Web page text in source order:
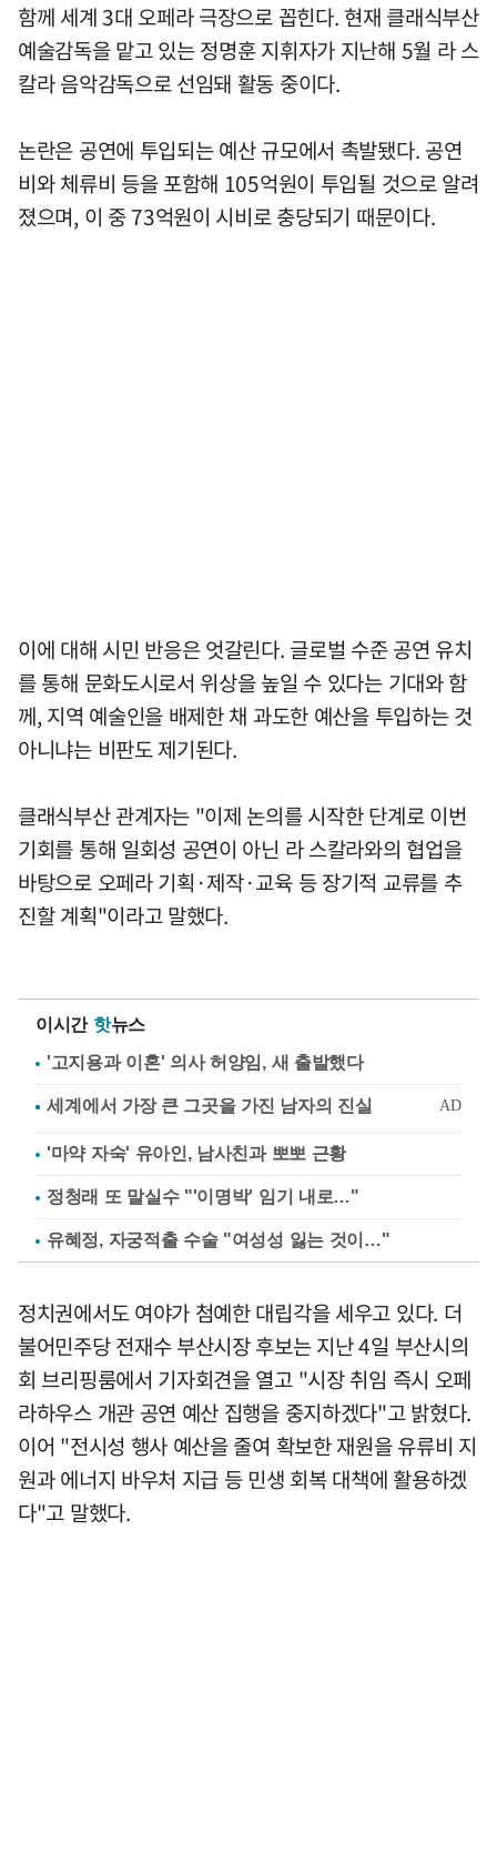
함께 세계 3대 오페라 극장으로 꼽힌다. 현재 클래식부산
예술감독을 맡고 있는 정명훈 지휘자가 지난해 5월 라 스
칼라 음악감독으로 선임돼 활동 중이다.
논란은 공연에 투입되는 예산 규모에서 촉발됐다. 공연
비와 체류비 등을 포함해 105억원이 투입될 것으로 알려
졌으며, 이 중 73억원이 시비로 충당되기 때문이다.
이에 대해 시민 반응은 엇갈린다. 글로벌 수준 공연 유치
를 통해 문화도시로서 위상을 높일 수 있다는 기대와 함
께, 지역 예술인을 배제한 채 과도한 예산을 투입하는 것
아니냐는 비판도 제기된다.
클래식부산 관계자는 "이제 논의를 시작한 단계로 이번
기회를 통해 일회성 공연이 아닌 라 스칼라와의 협업을
바탕으로 오페라 기획·제작·교육 등 장기적 교류를 추
진할 계획"이라고 말했다.
이시간 핫뉴스
'고지용과 이혼' 의사 허양임, 새 출발했다
'마약 자숙' 유아인, 남사친과 뽀뽀 근황
정청래 또 말실수 "'이명박' 임기 내로…"
유혜정, 자궁적출 수술 "여성성 잃는 것이…"
정치권에서도 여야가 첨예한 대립각을 세우고 있다. 더
불어민주당 전재수 부산시장 후보는 지난 4일 부산시의
회 브리핑룸에서 기자회견을 열고 "시장 취임 즉시 오페
라하우스 개관 공연 예산 집행을 중지하겠다"고 밝혔다.
이어 "전시성 행사 예산을 줄여 확보한 재원을 유류비 지
원과 에너지 바우처 지급 등 민생 회복 대책에 활용하겠
다"고 말했다.